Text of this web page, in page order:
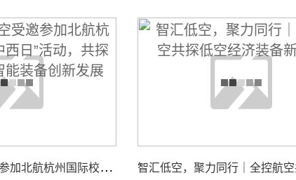
南
京全控航空受邀参加北航杭州国际校园“中西日”活动，共探校企合作与智能装备创新发展